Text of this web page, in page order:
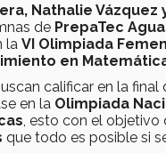
Nathalie Vázquez
de PrepaTec
la VI Olimpiada
en
calificar en la final
en la Olimpiada
, esto con el objetivo
que todo es posible si